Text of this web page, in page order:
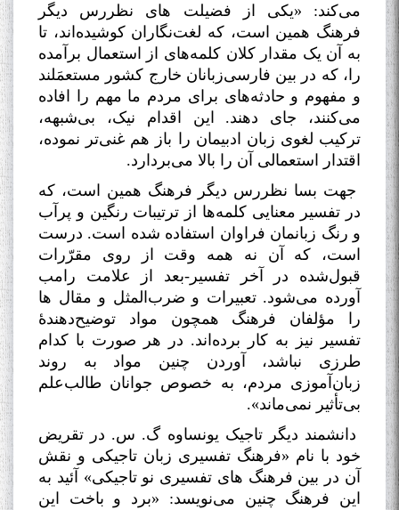
می‌کند: «یکی از فضیلت های نظررس دیگر
فرهنگ همین است، که لغت‌نگاران کوشیده‌اند، تا
به آن یک مقدار کلان کلمه‌های از استعمال برآمده
را، که در بین فارسی‌زبانان خارج کشور مستعمَلند
و مفهوم و حادثه‌های برای مردم ما مهم را افاده
می‌کنند، جای دهند. این اقدام نیک، بی‌شبهه،
ترکیب لغوی زبان ادبیمان را باز هم غنی‌تر نموده،
اقتدار استعمالی آن را بالا می‌بردارد.
جهت بسا نظررس دیگر فرهنگ همین است، که
در تفسیر معنایی کلمه‌ها از ترتیبات رنگین و پرآب
و رنگ زبانمان فراوان استفاده شده است. درست
است، که آن نه همه وقت از روی مقرّرات
قبول‌شده در آخر تفسیر-بعد از علامت رامب
آورده می‌شود. تعبیرات و ضرب‌المثل و مقال ها
را مؤلفان فرهنگ همچون مواد توضیح‌دهندۀ
تفسیر نیز به کار برده‌اند. در هر صورت با کدام
طرزی نباشد، آوردن چنین مواد به روند
زبان‌آموزی مردم، به خصوص جوانان طالب‌علم
بی‌تأثیر نمی‌ماند».
دانشمند دیگر تاجیک یونساوه گ. س. در تقریض
خود با نام «فرهنگ تفسیری زبان تاجیکی و نقش
آن در بین فرهنگ های تفسیری نو تاجیکی» آئید به
این فرهنگ چنین می‌نویسد: «برد و باخت این